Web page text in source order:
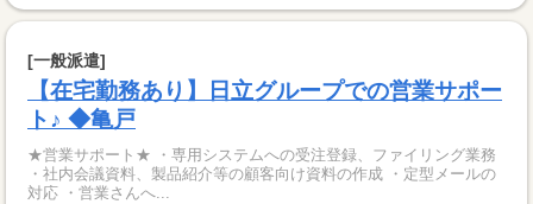
[一般派遣]
【在宅勤務あり】日立グループでの営業サポー
ト♪ ◆亀戸
★営業サポート★ ・専用システムへの受注登録、ファイリング業務
・社内会議資料、製品紹介等の顧客向け資料の作成 ・定型メールの
対応 ・営業さんへ...